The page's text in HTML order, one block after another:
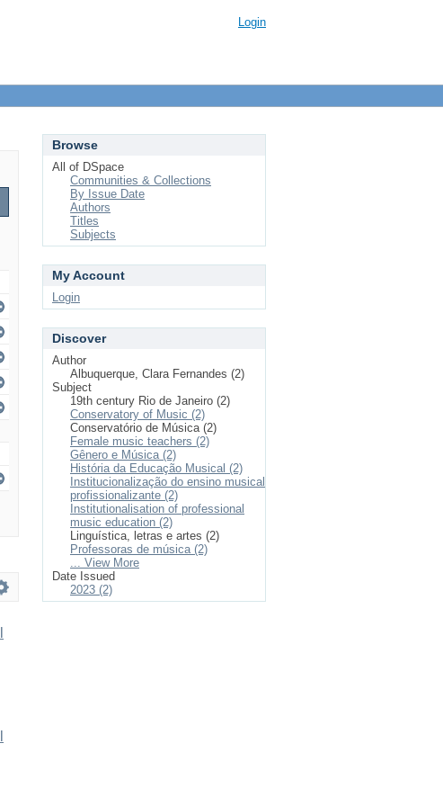
Login
Browse
All of DSpace
Communities & Collections
By Issue Date
Authors
Titles
Subjects
My Account
Login
Discover
Author
Albuquerque, Clara Fernandes (2)
Subject
19th century Rio de Janeiro (2)
Conservatory of Music (2)
Conservatório de Música (2)
Female music teachers (2)
Gênero e Música (2)
História da Educação Musical (2)
Institucionalização do ensino musical
profissionalizante (2)
Institutionalisation of professional
music education (2)
Linguística, letras e artes (2)
Professoras de música (2)
... View More
Date Issued
2023 (2)